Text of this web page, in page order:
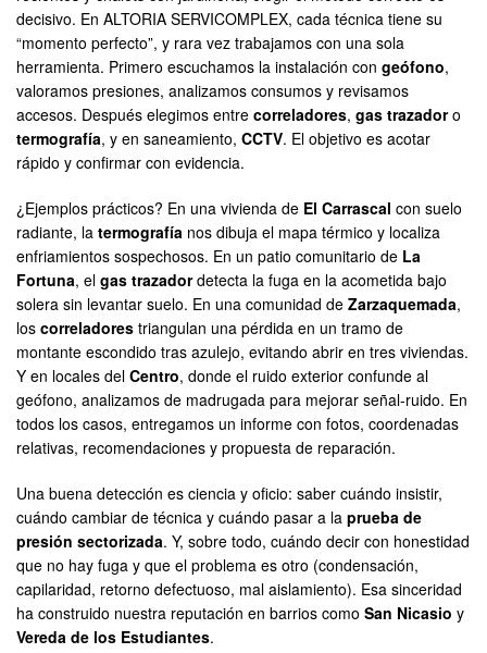
decisivo. En ALTORIA SERVICOMPLEX, cada técnica tiene su
“momento perfecto”, y rara vez trabajamos con una sola
herramienta. Primero escuchamos la instalación con geófono,
valoramos presiones, analizamos consumos y revisamos
accesos. Después elegimos entre correladores, gas trazadoro
termografía, y en saneamiento, CCTV. El objetivo es acotar
rápido y confirmar con evidencia.
¿Ejemplos prácticos? En una vivienda de El Carrascal con suelo
radiante, la termografía nos dibuja el mapa térmico y localiza
enfriamientos sospechosos. En un patio comunitario de La
Fortuna, el gas trazadordetecta la fuga en la acometida bajo
solera sin levantar suelo. En una comunidad de Zarzaquemada,
los correladores triangulan una pérdida en un tramo de
montante escondido tras azulejo, evitando abrir en tres viviendas.
Y en locales del Centro, donde el ruido exterior confunde al
geófono, analizamos de madrugada para mejorar señal-ruido. En
todos los casos, entregamos un informe con fotos, coordenadas
relativas, recomendaciones y propuesta de reparación.
Una buena detección es ciencia y oficio: saber cuándo insistir,
cuándo cambiar de técnica y cuándo pasar a la prueba de
presión sectorizada. Y, sobre todo, cuándo decir con honestidad
que no hay fuga y que el problema es otro (condensación,
capilaridad, retorno defectuoso, mal aislamiento). Esa sinceridad
ha construido nuestra reputación en barrios como San Nicasio y
Vereda de los Estudiantes.